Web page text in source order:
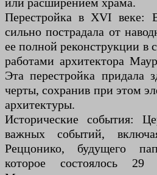
Перестройка в XVI веке:
сильно пострадала от
ее полной реконструкции в
работами архитектора
Эта перестройка придала
черты, сохранив при этом
архитектуры.
Исторические события:
важных событий,
Реццонико, будущего
которое состоялось